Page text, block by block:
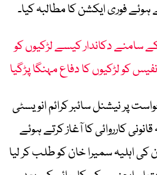
ہوئے فوری ایکشن کا مطالبہ کیا۔
سامنے دکاندار کیسے لڑکیوں کو
کو لڑکیوں کا دفاع مہنگا پڑگیا
پر نیشنل سائبر کرائم انویسٹی
کارروائی کا آغاز کرتے ہوئے
کی اہلیہ سمیرا خان کو طلب کر لیا